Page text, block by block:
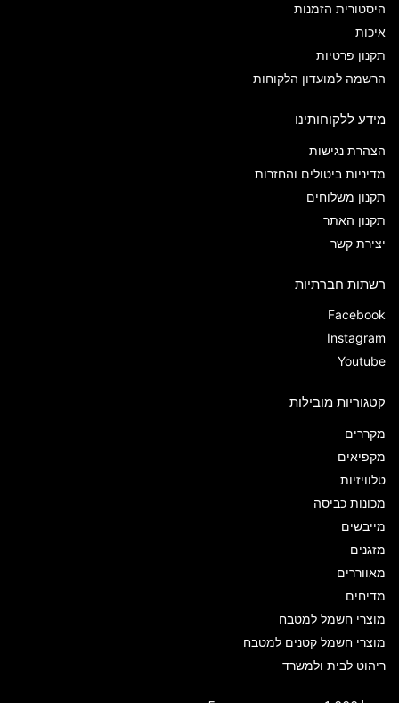
היסטורית הזמנות
איכות
תקנון פרטיות
הרשמה למועדון הלקוחות
מידע ללקוחותינו
הצהרת נגישות
מדיניות ביטולים והחזרות
תקנון משלוחים
תקנון האתר
יצירת קשר
רשתות חברתיות
Facebook
Instagram
Youtube
קטגוריות מובילות
מקררים
מקפיאים
טלוויזיות
מכונות כביסה
מייבשים
מזגנים
מאווררים
מדיחים
מוצרי חשמל למטבח
מוצרי חשמל קטנים למטבח
ריהוט לבית ולמשרד